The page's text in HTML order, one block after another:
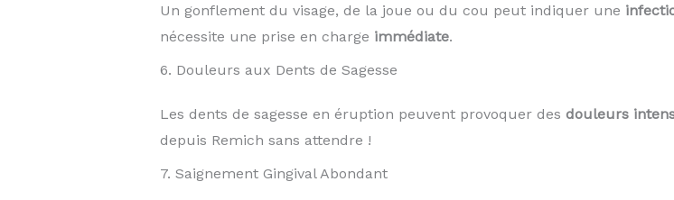
Un gonflement du visage, de la joue ou du cou peut indiquer une
nécessite une prise en charge immédiate.
6. Douleurs aux Dents de Sagesse
Les dents de sagesse en éruption peuvent provoquer des douleurs
depuis Remich sans attendre !
7. Saignement Gingival Abondant